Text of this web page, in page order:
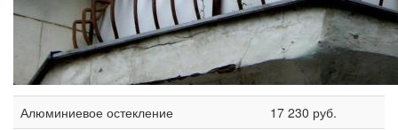
Алюминиевое остекление
17 230 руб.